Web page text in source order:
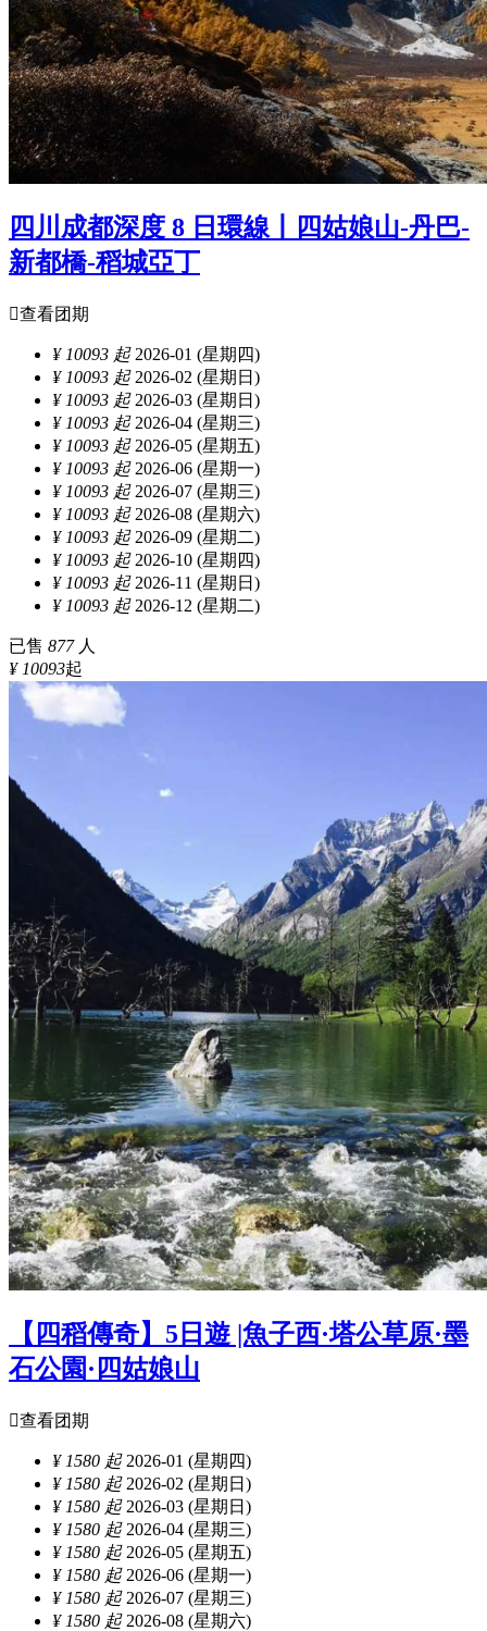
四川成都深度 8 日環線丨四姑娘山-丹巴-
新都橋-稻城亞丁
查看团期
¥ 10093 起2026-01 (星期四)
¥ 10093 起2026-02 (星期日)
¥ 10093 起2026-03 (星期日)
¥ 10093 起2026-04 (星期三)
¥ 10093 起2026-05 (星期五)
¥ 10093 起2026-06 (星期一)
¥ 10093 起2026-07 (星期三)
¥ 10093 起2026-08 (星期六)
¥ 10093 起2026-09 (星期二)
¥ 10093 起2026-10 (星期四)
¥ 10093 起2026-11 (星期日)
¥ 10093 起2026-12 (星期二)
已售 877人
¥ 10093起
【四稻傳奇】5日遊 |魚子西·塔公草原·墨
石公園·四姑娘山
查看团期
¥ 1580 起2026-01 (星期四)
¥ 1580 起2026-02 (星期日)
¥ 1580 起2026-03 (星期日)
¥ 1580 起2026-04 (星期三)
¥ 1580 起2026-05 (星期五)
¥ 1580 起2026-06 (星期一)
¥ 1580 起2026-07 (星期三)
¥ 1580 起2026-08 (星期六)